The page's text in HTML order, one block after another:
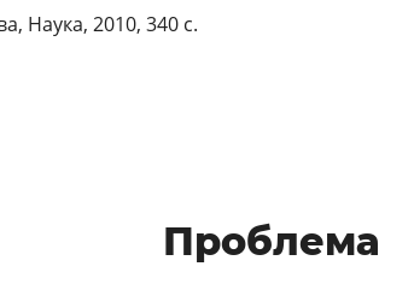
Наука, 2010, 340 с.
Проблема